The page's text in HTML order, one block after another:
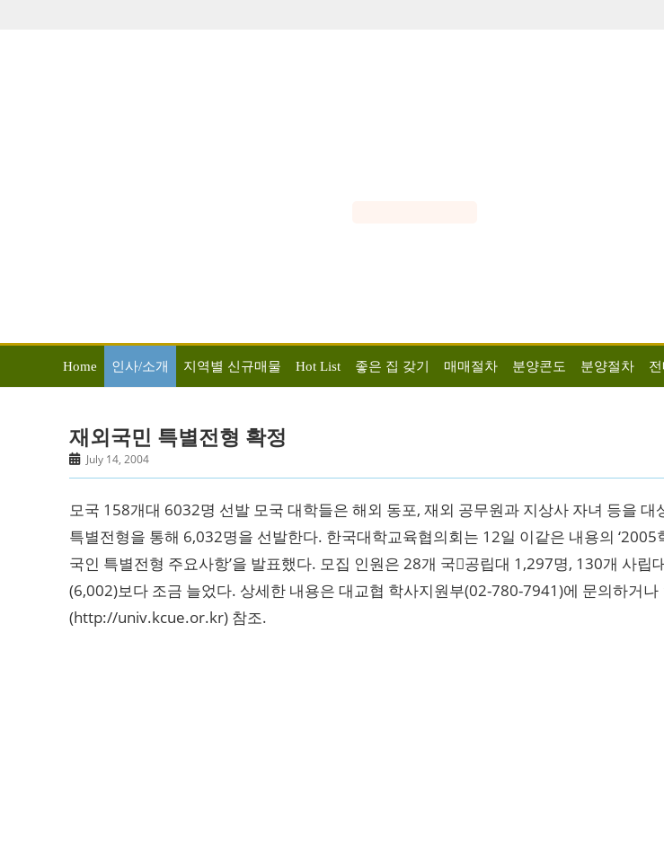
Home 인사/소개 지역별 신규매물 Hot List 좋은 집 갖기 매매절차 분양콘도 분양절차
재외국민 특별전형 확정
July 14, 2004
모국 158개대 6032명 선발 모국 대학들은 해외 동포, 재외 공무원과 지상사 자녀 등을 대
특별전형을 통해 6,032명을 선발한다. 한국대학교육협의회는 12일 이같은 내용의 ‘2005
국인 특별전형 주요사항’을 발표했다. 모집 인원은 28개 국공립대 1,297명, 130개 사립
(6,002)보다 조금 늘었다. 상세한 내용은 대교협 학사지원부(02-780-7941)에 문의하거나
(http://univ.kcue.or.kr) 참조.